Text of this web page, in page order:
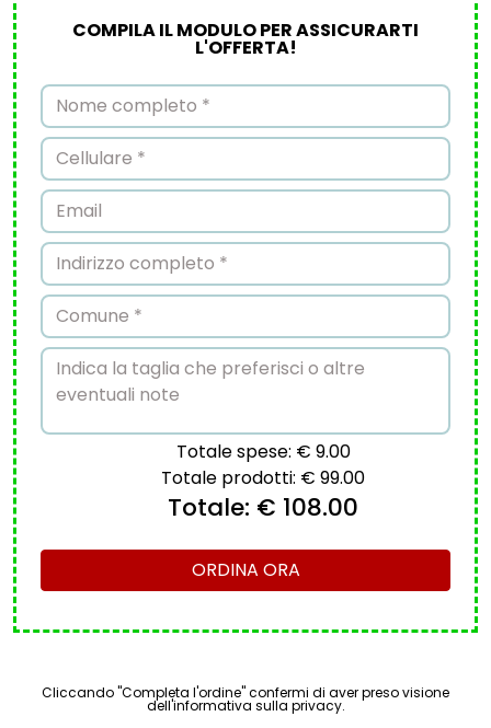
COMPILA IL MODULO PER ASSICURARTI
L'OFFERTA!
Totale spese: € 9.00
Totale prodotti: € 99.00
Totale: € 108.00
ORDINA ORA
Cliccando "Completa l'ordine" confermi di aver preso visione
dell'informativa sulla privacy.